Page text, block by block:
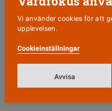
Vi använder cookies för att
upplevelsen.
Cookieinställningar
Avvisa